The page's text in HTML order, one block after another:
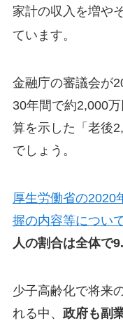
家計の収入を増や
ています。
金融庁の審議会が
30年間で約2,000
算を示した「老後
でしょう。
厚生労働省の2020
握の内容等について
人の割合は全体で
少子高齢化で将来
れる中、 政府も副